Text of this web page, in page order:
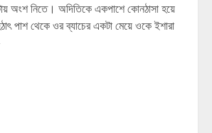
অংশ নিতে। অদিতিকে একপাশে কোনঠাসা হয়ে
পাশ থেকে ওর ব্যাচের একটা মেয়ে ওকে ইশারা